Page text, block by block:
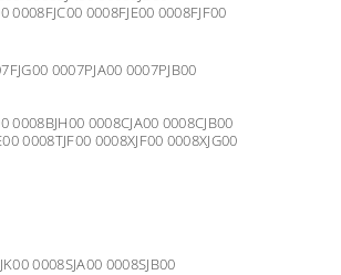
0008FJC00 0008FJE00 0008FJF00
0007PJA00 0007PJB00
0008BJH00 0008CJA00 0008CJB00
0008TJF00 0008XJF00 0008XJG00
0008SJA00 0008SJB00